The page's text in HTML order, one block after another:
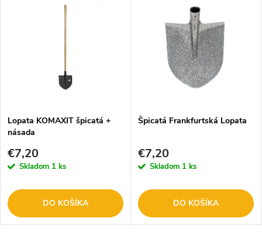
Lopata KOMAXIT špicatá +
násada
€7,20
Skladom 1 ks
DO KOŠÍKA
Špicatá Frankfurtská Lopata
€7,20
Skladom 1 ks
DO KOŠÍKA